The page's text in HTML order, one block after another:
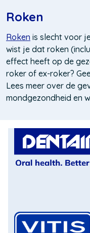
Roken
Roken is slecht voor
wist je dat roken
effect heeft op de
roker of ex-roker?
Lees meer over de
mondgezondheid en
venster)